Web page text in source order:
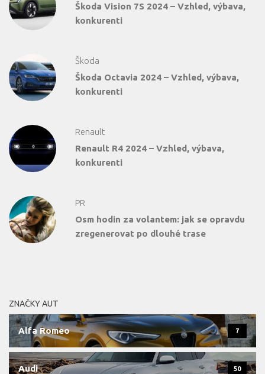
Škoda Vision 7S 2024 – Vzhled, výbava,
konkurenti
Škoda
Škoda Octavia 2024 – Vzhled, výbava,
konkurenti
Renault
Renault R4 2024 – Vzhled, výbava,
konkurenti
PR
Osm hodin za volantem: jak se opravdu
zregenerovat po dlouhé trase
ZNAČKY AUT
Alfa Romeo 7
Audi 50